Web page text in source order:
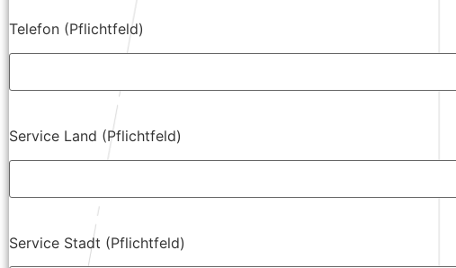
Telefon (Pflichtfeld)
Service Land (Pflichtfeld)
Service Stadt (Pflichtfeld)